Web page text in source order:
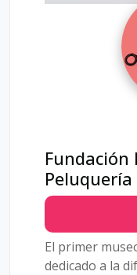
Fundación
Peluquería
El primer
dedicado a la